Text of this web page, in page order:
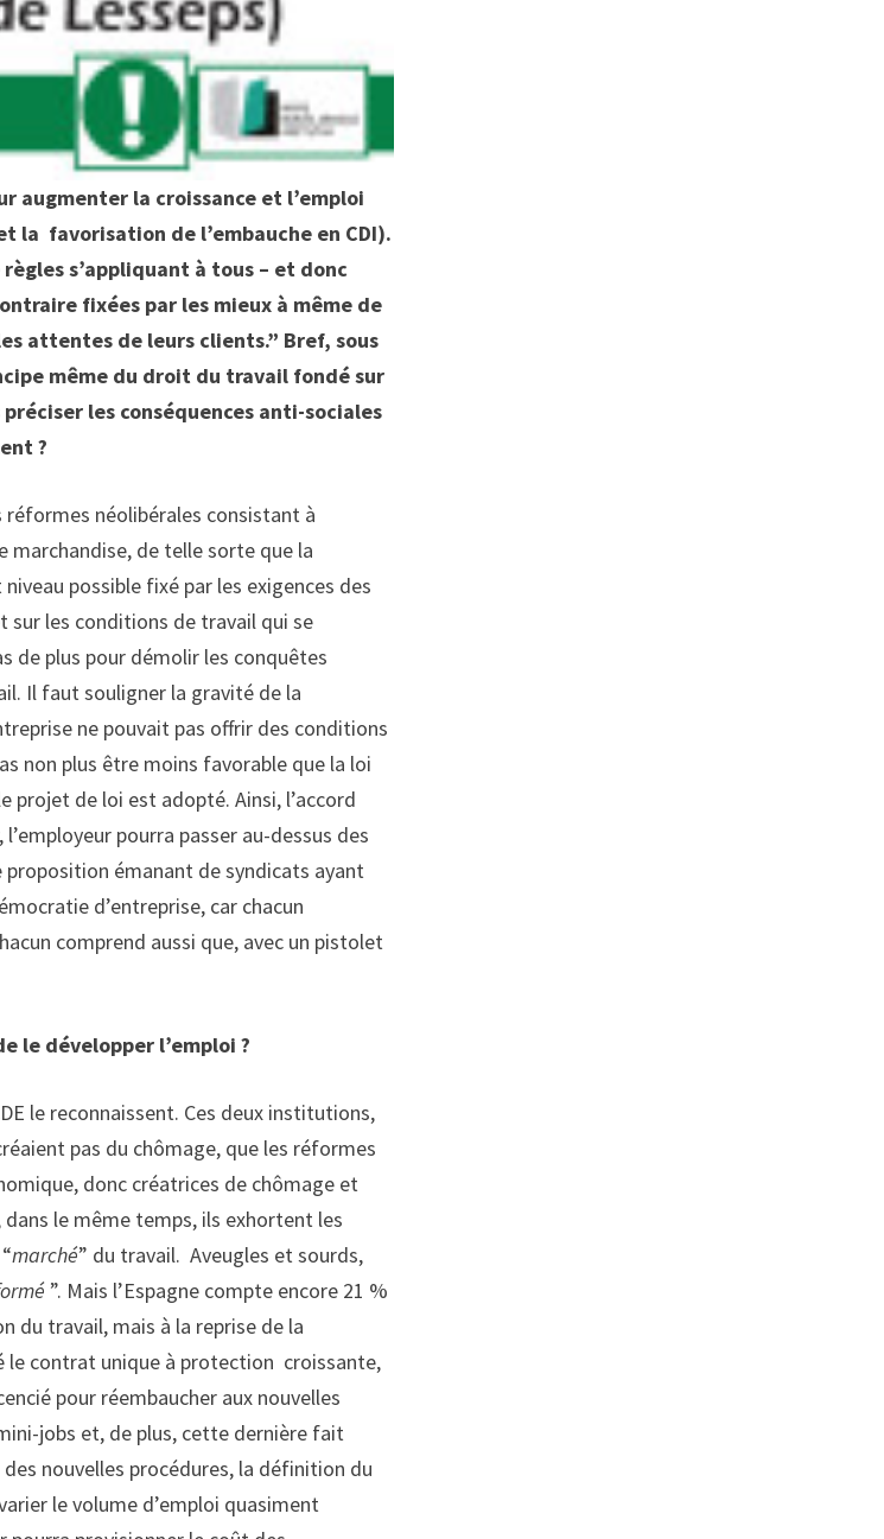
augmenter la croissance et l’emploi
la favorisation de l’embauche en CDI).
s’appliquant à tous – et donc
fixées par les mieux à même de
attentes de leurs clients.” Bref, sous
même du droit du travail fondé sur
les conséquences anti-sociales
?
réformes néolibérales consistant à
de telle sorte que la
possible fixé par les exigences des
sur les conditions de travail qui se
de plus pour démolir les conquêtes
Il faut souligner la gravité de la
ne pouvait pas offrir des conditions
non plus être moins favorable que la loi
projet de loi est adopté. Ainsi, l’accord
pourra passer au-dessus des
émanant de syndicats ayant
d’entreprise, car chacun
comprend aussi que, avec un pistolet
le développer l’emploi ?
le reconnaissent. Ces deux institutions,
pas du chômage, que les réformes
donc créatrices de chômage et
le même temps, ils exhortent les
marché” du travail. Aveugles et sourds,
”. Mais l’Espagne compte encore 21 %
du travail, mais à la reprise de la
le contrat unique à protection croissante,
pour réembaucher aux nouvelles
jobs et, de plus, cette dernière fait
nouvelles procédures, la définition du
le volume d’emploi quasiment